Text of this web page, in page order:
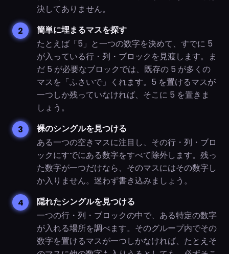
決してありません。
簡単に埋まるマスを探す
たとえば「5」と一つの数字を決めて、すでに 5
が入っている行・列・ブロックを見渡します。ま
だ 5 が必要なブロックでは、既存の 5 が多くの
マスを「ふさいで」くれます。5 を置けるマスが
一つしか残っていなければ、そこに 5 を置きま
しょう。
裸のシングルを見つける
ある一つの空きマスに注目し、その行・列・ブロ
ックにすでにある数字をすべて除外します。残っ
た数字が一つだけなら、そのマスにはその数字し
か入りません。迷わず書き込みましょう。
隠れたシングルを見つける
一つの行・列・ブロックの中で、ある特定の数字
が入れる場所を調べます。そのグループ内でその
数字を置けるマスが一つしかなければ、たとえそ